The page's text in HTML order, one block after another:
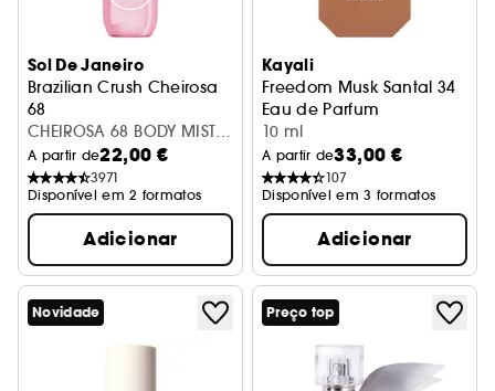
Sol De Janeiro
Brazilian Crush Cheirosa
68
Bruma Corporal
CHEIROSA 68 BODY MIST
90ML
A partir de22,00 €
3971
Disponível em 2 formatos
Adicionar
Kayali
Freedom Musk Santal 34
Eau de Parfum
10 ml
A partir de33,00 €
107
Disponível em 3 formatos
Adicionar
Novidade Preço top